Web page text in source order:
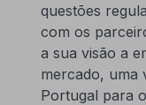
questões
com os
a sua visão a
mercado, uma
Portugal para